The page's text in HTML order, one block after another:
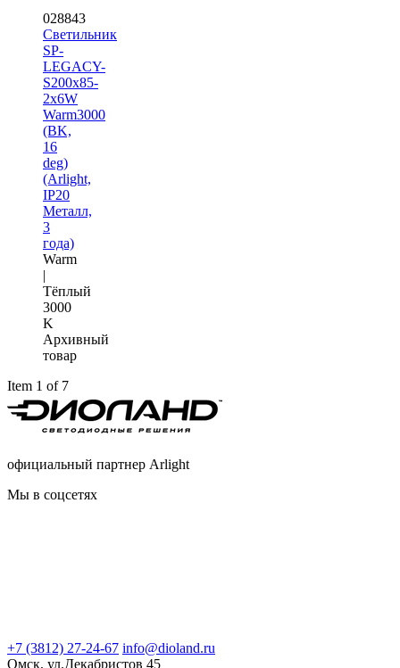
028843
Светильник
SP-
LEGACY-
S200x85-
2x6W
Warm3000
(BK,
16
deg)
(Arlight,
IP20
Металл,
3
года)
Warm
|
Тёплый
3000
K
Архивный
товар
Item 1 of 7
официальный партнер Arlight
Мы в соцсетях
+7 (3812) 27-24-67 info@dioland.ru
Омск, ул.Декабристов 45